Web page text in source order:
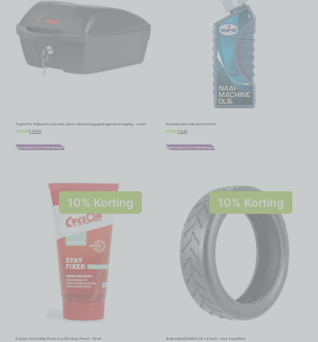
Topkoffer Polisport Luxe met quick release bagagedragerbevestiging – zwart
€ € 35,99
Toevoegen aan winkelwagen
Naaimachine Olie Eurol 100ml
€ € 5,36
Toevoegen aan winkelwagen
10% Korting
Carbon Assembly Paste CyclOn Stay Fixed – 50 ml
10% Korting
Buitenband RMS 8 1/2 x 2 inch – voor vouwfiets